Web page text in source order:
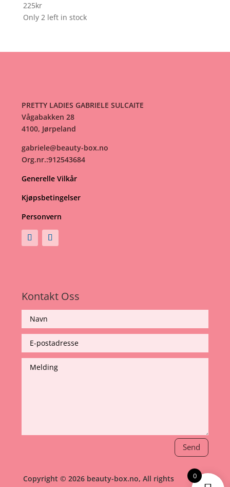
225kr
Only 2 left in stock
PRETTY LADIES GABRIELE SULCAITE
Vågabakken 28
4100, Jørpeland
gabriele@beauty-box.no
Org.nr.:912543684
Generelle Vilkår
Kjøpsbetingelser
Personvern
Kontakt Oss
Send
Copyright © 2026 beauty-box.no, All rights
0